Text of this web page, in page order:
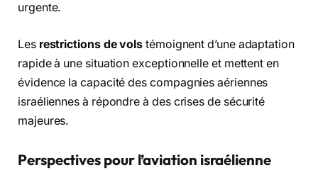
urgente.
Les restrictions de vols témoignent d’une adaptation
rapide à une situation exceptionnelle et mettent en
évidence la capacité des compagnies aériennes
israéliennes à répondre à des crises de sécurité
majeures.
Perspectives pour l’aviation israélienne